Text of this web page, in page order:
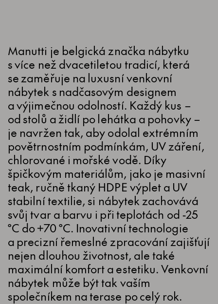
Manutti je belgická značka nábytku
s více než dvacetiletou tradicí, která
se zaměřuje na luxusní venkovní
nábytek s nadčasovým designem
a výjimečnou odolností. Každý kus –
od stolů a židlí po lehátka a pohovky –
je navržen tak, aby odolal extrémním
povětrnostním podmínkám, UV záření,
chlorované i mořské vodě. Díky
špičkovým materiálům, jako je masivní
teak, ručně tkaný HDPE výplet a UV
stabilní textilie, si nábytek zachovává
svůj tvar a barvu i při teplotách od -25
°C do +70 °C. Inovativní technologie
a precizní řemeslné zpracování zajišťují
nejen dlouhou životnost, ale také
maximální komfort a estetiku. Venkovní
nábytek může být tak vaším
společníkem na terase po celý rok.